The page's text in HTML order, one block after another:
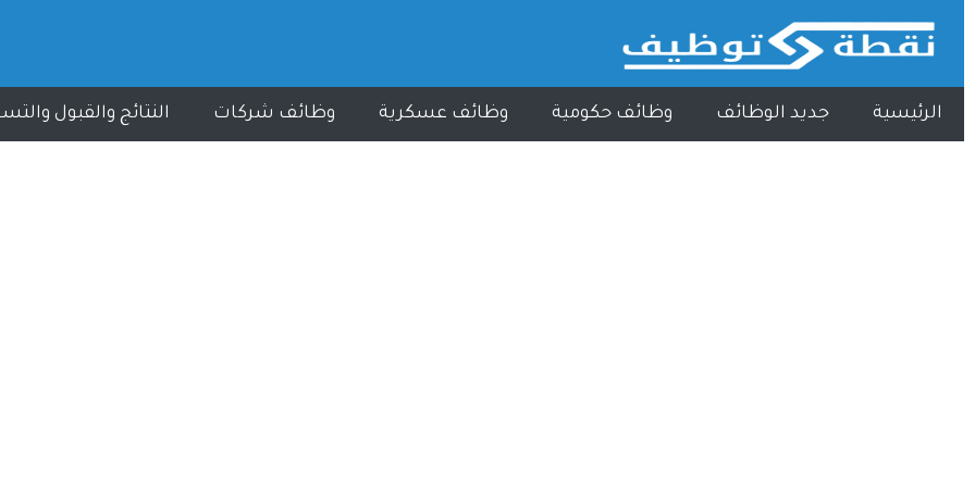
الرئيسية جديد الوظائف وظائف حكومية وظائف عسكرية وظائف شركات النتائج والقبول